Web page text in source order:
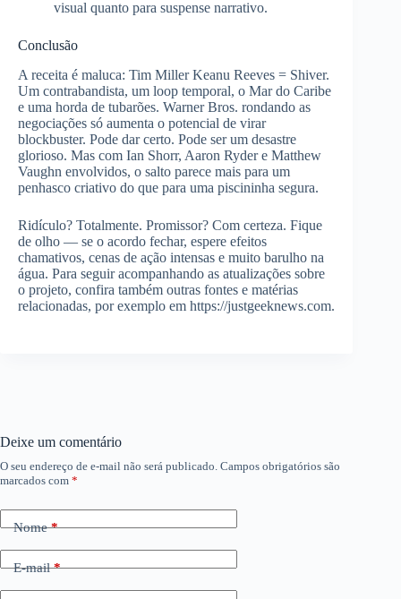
visual quanto para suspense narrativo.
Conclusão
A receita é maluca: Tim Miller Keanu Reeves = Shiver.
Um contrabandista, um loop temporal, o Mar do Caribe
e uma horda de tubarões. Warner Bros. rondando as
negociações só aumenta o potencial de virar
blockbuster. Pode dar certo. Pode ser um desastre
glorioso. Mas com Ian Shorr, Aaron Ryder e Matthew
Vaughn envolvidos, o salto parece mais para um
penhasco criativo do que para uma piscininha segura.
Ridículo? Totalmente. Promissor? Com certeza. Fique
de olho — se o acordo fechar, espere efeitos
chamativos, cenas de ação intensas e muito barulho na
água. Para seguir acompanhando as atualizações sobre
o projeto, confira também outras fontes e matérias
relacionadas, por exemplo em https://justgeeknews.com.
Deixe um comentário
O seu endereço de e-mail não será publicado. Campos obrigatórios são
marcados com *
Nome*
E-mail*